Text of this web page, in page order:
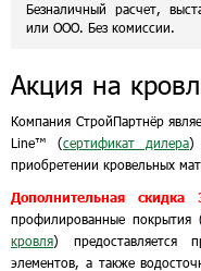
Безналичный расчет,
или ООО. Без комиссии.
Акция на
Компания СтройПартнёр
Line™ (сертификат дилера)
приобретении кровельных
Дополнительная скидка
профилированные покрытия
кровля) предоставляется
элементов, а также